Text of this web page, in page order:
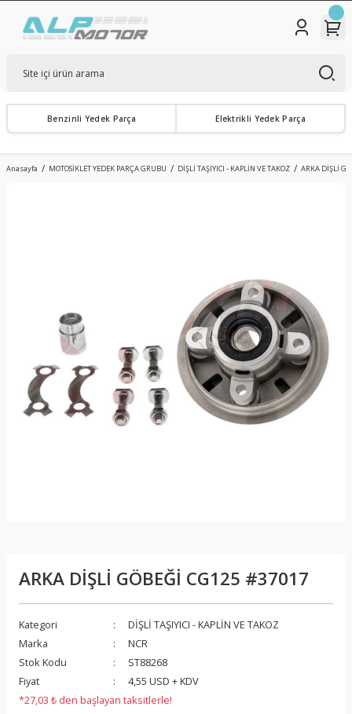
Benzinli Yedek Parça Elektrikli Yedek Parça
Anasayfa MOTOSİKLET YEDEK PARÇA GRUBU DİŞLİ TAŞIYICI - KAPLİN VE TAKOZ ARKA DİŞLİ
ARKA DİŞLİ GÖBEĞİ CG125 #37017
Kategori
DİŞLİ TAŞIYICI - KAPLİN VE TAKOZ
Marka
NCR
Stok Kodu
ST88268
Fiyat
4,55 USD + KDV
*27,03 ₺ den başlayan taksitlerle!